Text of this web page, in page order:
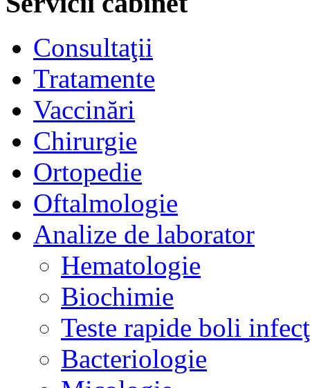
Consultaţii
Tratamente
Vaccinări
Chirurgie
Ortopedie
Oftalmologie
Analize de laborator
Hematologie
Biochimie
Teste rapide boli
Bacteriologie